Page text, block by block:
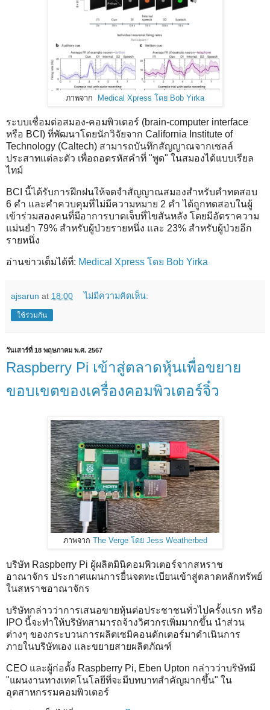
ภาพจาก Medical Xpress โดย Bob Yirka
ระบบเชื่อมต่อสมอง-คอมพิวเตอร์ (brain-computer interface
หรือ BCI) ที่พัฒนาโดยนักวิจัยจาก California Institute of
Technology (Caltech) สามารถบันทึกสัญญาณจากเซลล์
ประสาทแต่ละตัว เพื่อถอดรหัสคำที่ "พูด" ในสมองได้แบบเรียล
ไทม์
BCI นี้ได้รับการฝึกฝนให้จดจำสัญญาณสมองสำหรับคำทดสอบ
6 คำ และคำควบคุมที่ไม่มีความหมาย 2 คำ ได้ถูกทดสอบในผู้
เข้าร่วมสองคนที่มีอาการบาดเจ็บที่ไขสันหลัง โดยมีอัตราความ
แม่นยำ 79% สำหรับผู้ป่วยรายหนึ่ง และ 23% สำหรับผู้ป่วยอีก
รายหนึ่ง
อ่านข่าวเต็มได้ที่: Medical Xpress โดย Bob Yirka
ajsarun at 18:00 ไม่มีความคิดเห็น:
ใช้ร่วมกัน
วันเสาร์ที่ 18 พฤษภาคม พ.ศ. 2567
Raspberry Pi เข้าสู่ตลาดหุ้นเพื่อขยาย
ขอบเขตของเครื่องคอมพิวเตอร์จิ๋ว
ภาพจาก The Verge โดย Jess Weatherbed
บริษัท Raspberry Pi ผู้ผลิตมินิคอมพิวเตอร์จากสหราช
อาณาจักร ประกาศแผนการยื่นจดทะเบียนเข้าสู่ตลาดหลักทรัพย์
ในสหราชอาณาจักร
บริษัทกล่าวว่าการเสนอขายหุ้นต่อประชาชนทั่วไปครั้งแรก หรือ
IPO นี้จะทำให้บริษัทสามารถจ้างวิศวกรเพิ่มมากขึ้น นำส่วน
ต่างๆ ของกระบวนการผลิตเซมิคอนดักเตอร์มาดำเนินการ
ภายในบริษัทเอง และขยายสายผลิตภัณฑ์
CEO และผู้ก่อตั้ง Raspberry Pi, Eben Upton กล่าวว่าบริษัทมี
"แผนงานทางเทคโนโลยีที่จะมีบทบาทสำคัญมากขึ้น" ใน
อุตสาหกรรมคอมพิวเตอร์